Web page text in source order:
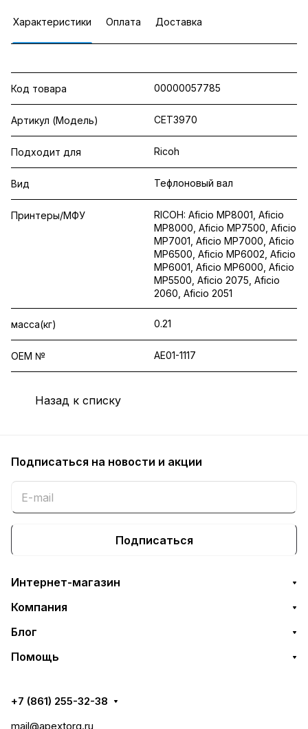
Характеристики Оплата Доставка
Код товара 00000057785
Артикул (Модель) CET3970
Подходит для Ricoh
Вид Тефлоновый вал
Принтеры/МФУ
RICOH: Aficio MP8001, Aficio
MP8000, Aficio MP7500, Aficio
MP7001, Aficio MP7000, Aficio
MP6500, Aficio MP6002, Aficio
MP6001, Aficio MP6000, Aficio
MP5500, Aficio 2075, Aficio
2060, Aficio 2051
масса(кг) 0.21
OEM № AE01-1117
Назад к списку
Подписаться на новости и акции
Подписаться
Интернет-магазин
Компания
Блог
Помощь
+7 (861) 255-32-38
mail@apextorg.ru